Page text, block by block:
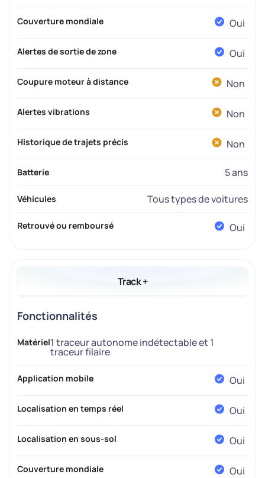
Couverture mondiale Oui
Alertes de sortie de zone Oui
Coupure moteur à distance Non
Alertes vibrations Non
Historique de trajets précis Non
Batterie 5 ans
Véhicules Tous types de voitures
Retrouvé ou remboursé Oui
Track +
Fonctionnalités
Matériel1 traceur autonome indétectable et 1
traceur filaire
Application mobile Oui
Localisation en temps réel Oui
Localisation en sous-sol Oui
Couverture mondiale Oui